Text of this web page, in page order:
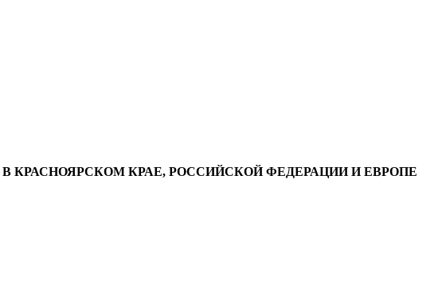
КРАЕ, РОССИЙСКОЙ ФЕДЕРАЦИИ И ЕВРОПЕ